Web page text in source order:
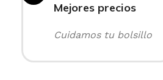
Mejores precios
Cuidamos tu bolsillo